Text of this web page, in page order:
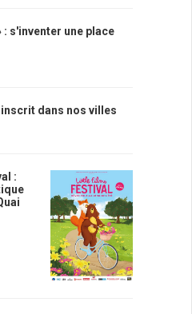
: s'inventer une place
dans nos villes
: